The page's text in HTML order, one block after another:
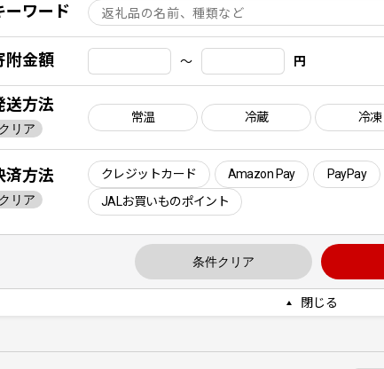
ーワード
附金額 〜 円
送方法
リア
常温 冷蔵 冷凍
済方法
リア
クレジットカード Amazon Pay
PayPay
JALお買いものポイント
条件クリア
閉じる